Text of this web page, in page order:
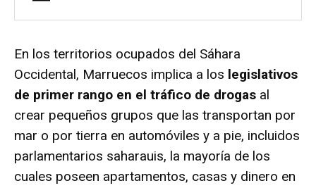
En los territorios ocupados del Sáhara
Occidental, Marruecos implica a los legislativos
de primer rango en el tráfico de drogas al
crear pequeños grupos que las transportan por
mar o por tierra en automóviles y a pie, incluidos
parlamentarios saharauis, la mayoría de los
cuales poseen apartamentos, casas y dinero en